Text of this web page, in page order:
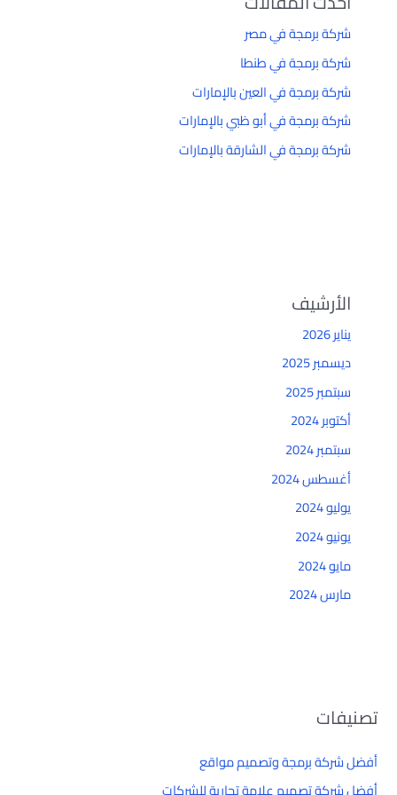
شركة برمجة في مصر
شركة برمجة في طنطا
شركة برمجة في العين بالإمارات
شركة برمجة في أبو ظبي بالإمارات
شركة برمجة في الشارقة بالإمارات
الأرشيف
يناير 2026
ديسمبر 2025
سبتمبر 2025
أكتوبر 2024
سبتمبر 2024
أغسطس 2024
يوليو 2024
يونيو 2024
مايو 2024
مارس 2024
تصنيفات
أفضل شركة برمجة وتصميم مواقع